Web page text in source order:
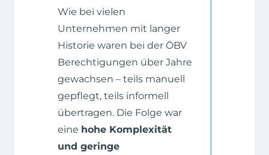
Wie bei vielen
Unternehmen mit langer
Historie waren bei der ÖBV
Berechtigungen über Jahre
gewachsen – teils manuell
gepflegt, teils informell
übertragen. Die Folge war
eine hohe Komplexität
und geringe